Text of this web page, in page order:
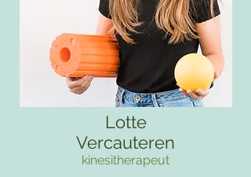
Lotte
Vercauteren
kinesitherapeut